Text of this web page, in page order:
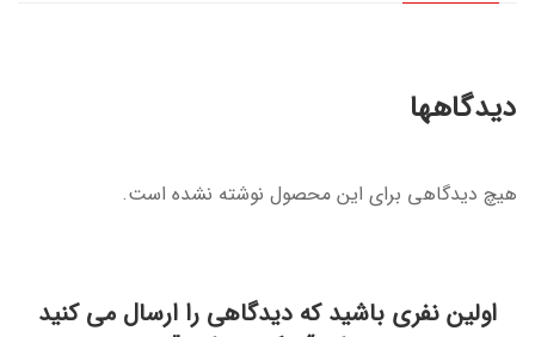
دیدگاهها
هیچ دیدگاهی برای این محصول نوشته نشده است.
اولین نفری باشید که دیدگاهی را ارسال می کنید